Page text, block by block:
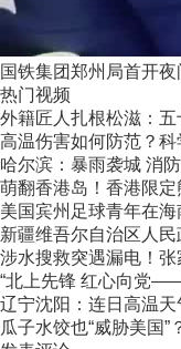
国铁集团郑州局首开夜
热门视频
外籍匠人扎根松滋：五
高温伤害如何防范？
哈尔滨：暴雨袭城 消
萌翻香港岛！香港限定
美国宾州足球青年在
新疆维吾尔自治区人民
涉水搜救突遇漏电！
“北上先锋 红心向党
辽宁沈阳：连日高温天
瓜子水饺也“威胁美国”